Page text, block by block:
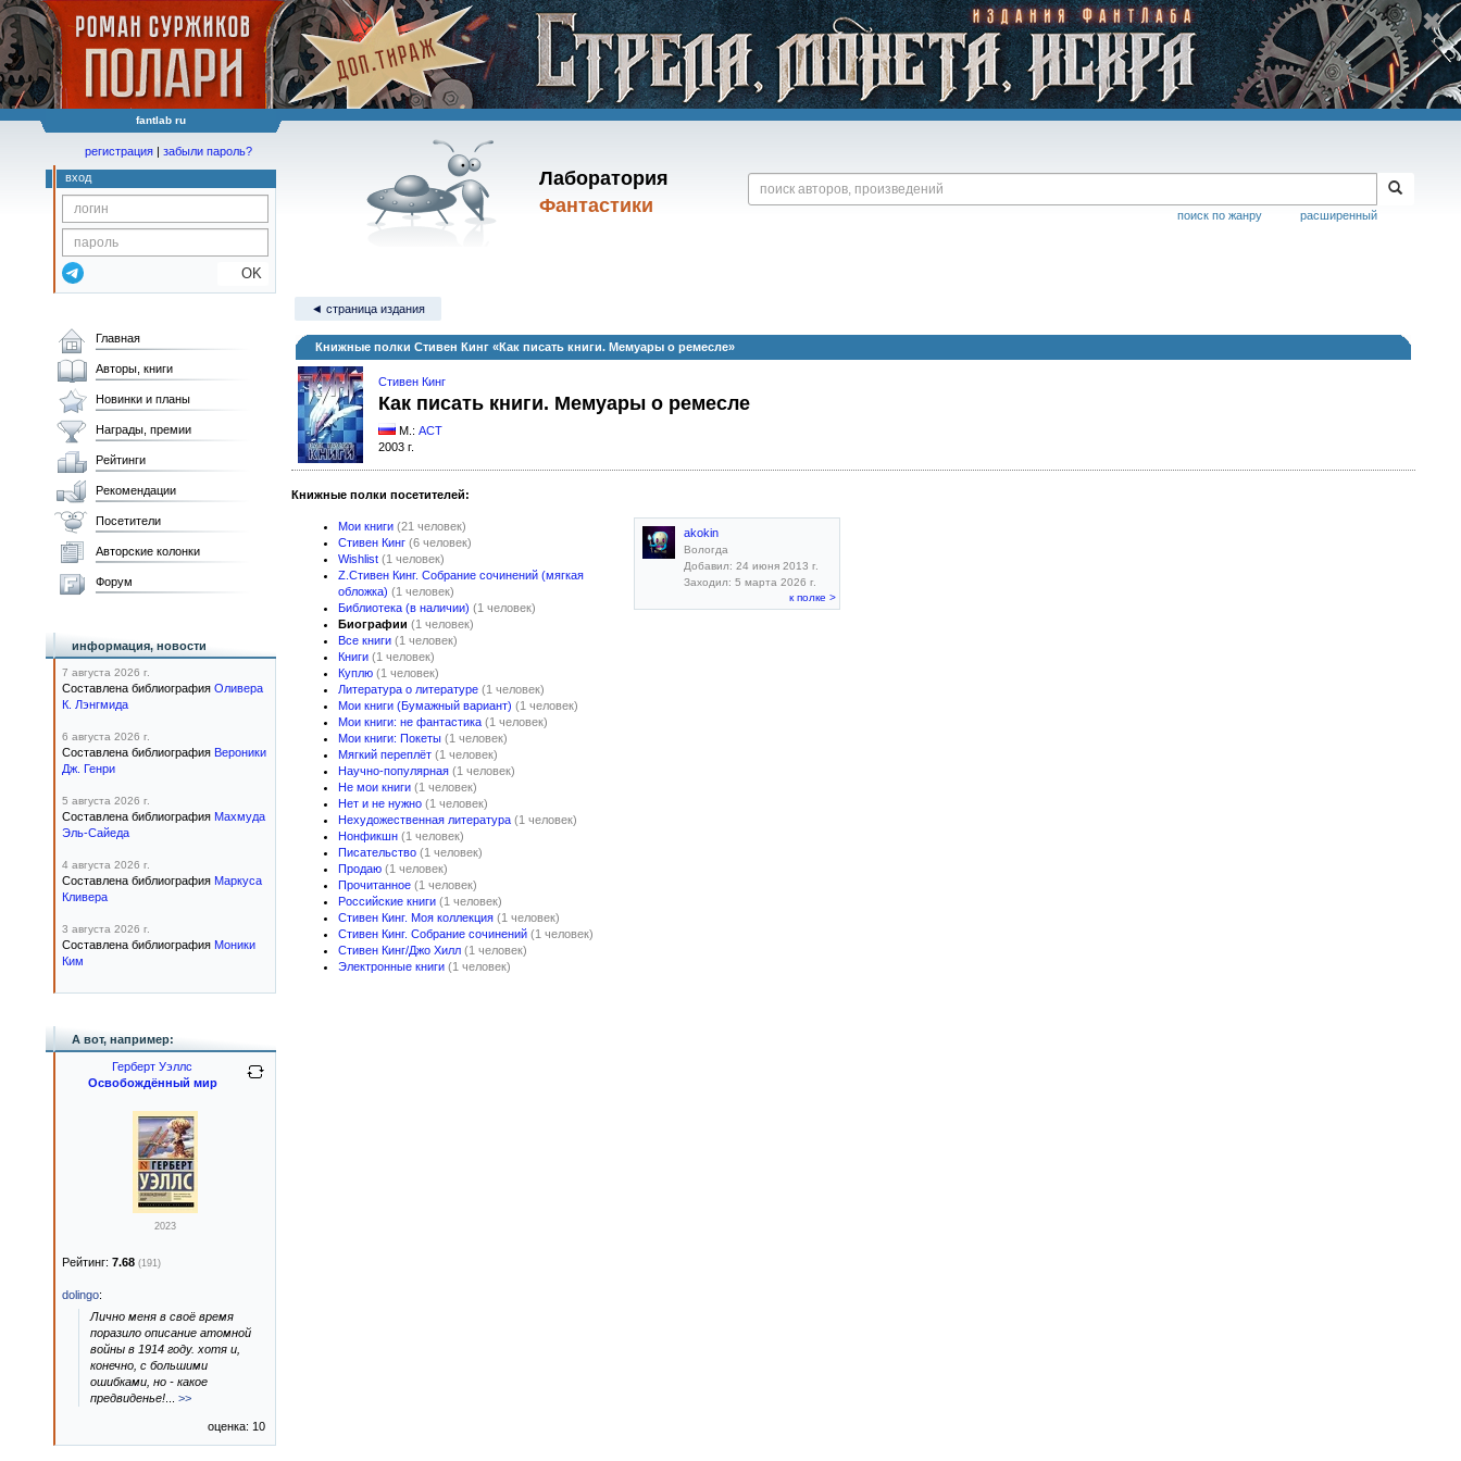
fantlab ru
Лаборатория
Фантастики
расширенный
поиск по жанру
регистрация | забыли пароль?
вход
OK
◄ страница издания
Книжные полки Стивен Кинг «Как писать книги. Мемуары о ремесле»
Стивен Кинг
Как писать книги. Мемуары о ремесле
М.: АСТ
2003 г.
Книжные полки посетителей:
Мои книги (21 человек)
Стивен Кинг (6 человек)
Wishlist (1 человек)
Z.Стивен Кинг. Собрание сочинений (мягкая
обложка) (1 человек)
Библиотека (в наличии) (1 человек)
Биографии (1 человек)
Все книги (1 человек)
Книги (1 человек)
Куплю (1 человек)
Литература о литературе (1 человек)
Мои книги (Бумажный вариант) (1 человек)
Мои книги: не фантастика (1 человек)
Мои книги: Покеты (1 человек)
Мягкий переплёт (1 человек)
Научно-популярная (1 человек)
Не мои книги (1 человек)
Нет и не нужно (1 человек)
Нехудожественная литература (1 человек)
Нонфикшн (1 человек)
Писательство (1 человек)
Продаю (1 человек)
Прочитанное (1 человек)
Российские книги (1 человек)
Стивен Кинг. Моя коллекция (1 человек)
Стивен Кинг. Собрание сочинений (1 человек)
Стивен Кинг/Джо Хилл (1 человек)
Электронные книги (1 человек)
akokin
Вологда
Добавил: 24 июня 2013 г.
Заходил: 5 марта 2026 г.
к полке >
Главная
Авторы, книги
Новинки и планы
Награды, премии
Рейтинги
Рекомендации
Посетители
Авторские колонки
Форум
информация, новости
7 августа 2026 г.
Составлена библиография Оливера
К. Лэнгмида
6 августа 2026 г.
Составлена библиография Вероники
Дж. Генри
5 августа 2026 г.
Составлена библиография Махмуда
Эль-Сайеда
4 августа 2026 г.
Составлена библиография Маркуса
Кливера
3 августа 2026 г.
Составлена библиография Моники
Ким
А вот, например:
Герберт Уэллс
Освобождённый мир
2023
Рейтинг: 7.68 (191)
dolingo:
Лично меня в своё время
поразило описание атомной
войны в 1914 году. хотя и,
конечно, с большими
ошибками, но - какое
предвиденье!
>>
оценка: 10